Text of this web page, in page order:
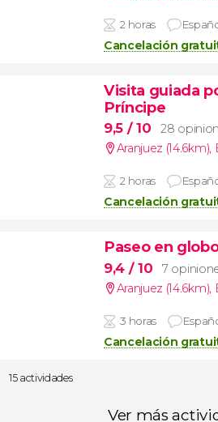
2 horas
Cancelación
Visita guiada
Príncipe
9,5 / 10
28
Aranjuez (14.6km),
2 horas
Cancelación
Paseo en
9,4 / 10
7
Aranjuez (14.6km),
3 horas
Cancelación
15 actividades
Ver más